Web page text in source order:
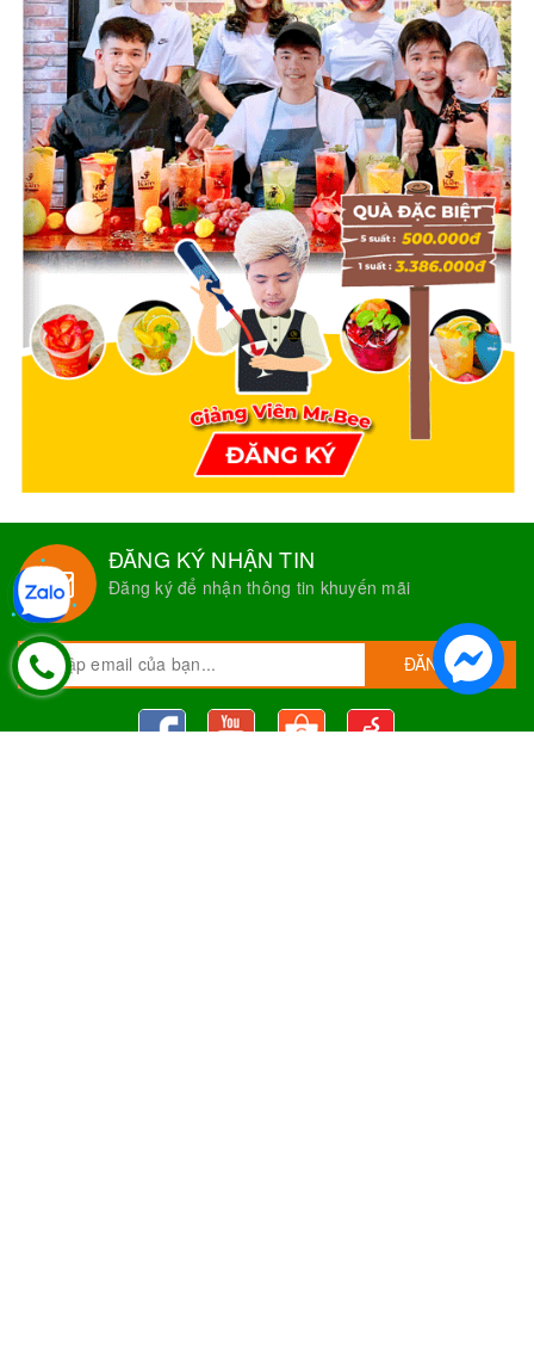
ĐĂNG KÝ NHẬN TIN
Đăng ký để nhận thông tin khuyến mãi
ĐĂNG KÝ